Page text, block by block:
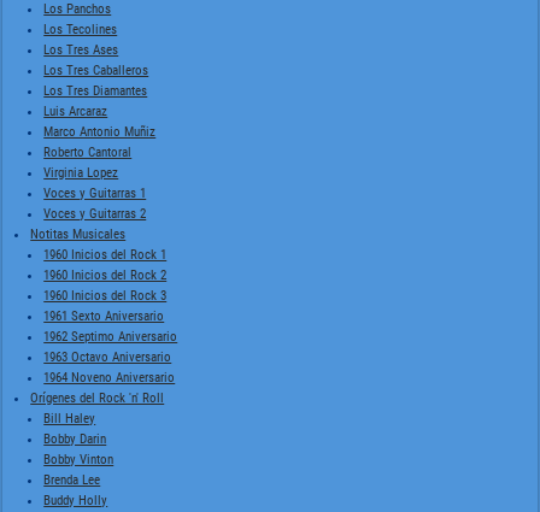
Los Panchos
Los Tecolines
Los Tres Ases
Los Tres Caballeros
Los Tres Diamantes
Luis Arcaraz
Marco Antonio Muñiz
Roberto Cantoral
Virginia Lopez
Voces y Guitarras 1
Voces y Guitarras 2
Notitas Musicales
1960 Inicios del Rock 1
1960 Inicios del Rock 2
1960 Inicios del Rock 3
1961 Sexto Aniversario
1962 Septimo Aniversario
1963 Octavo Aniversario
1964 Noveno Aniversario
Orígenes del Rock 'n' Roll
Bill Haley
Bobby Darin
Bobby Vinton
Brenda Lee
Buddy Holly